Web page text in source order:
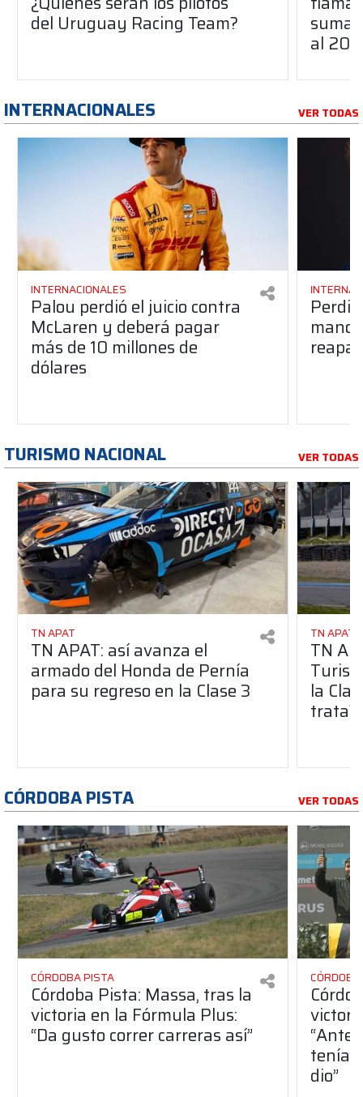
del Uruguay Racing Team? suma
al
INTERNACIONALES VER TODAS
INTERNACIONALES
Palou perdió el juicio contra
McLaren y deberá pagar
más de 10 millones de
dólares
TURISMO NACIONAL VER TODAS
TN APAT
TN APAT: así avanza el
armado del Honda de Pernía
para su regreso en la Clase 3
TN APAT
TN
la
trata?
CÓRDOBA PISTA VER TODAS
CÓRDOBA PISTA
Córdoba Pista: Massa, tras la
victoria en la Fórmula Plus:
“Da gusto correr carreras así”
dio”